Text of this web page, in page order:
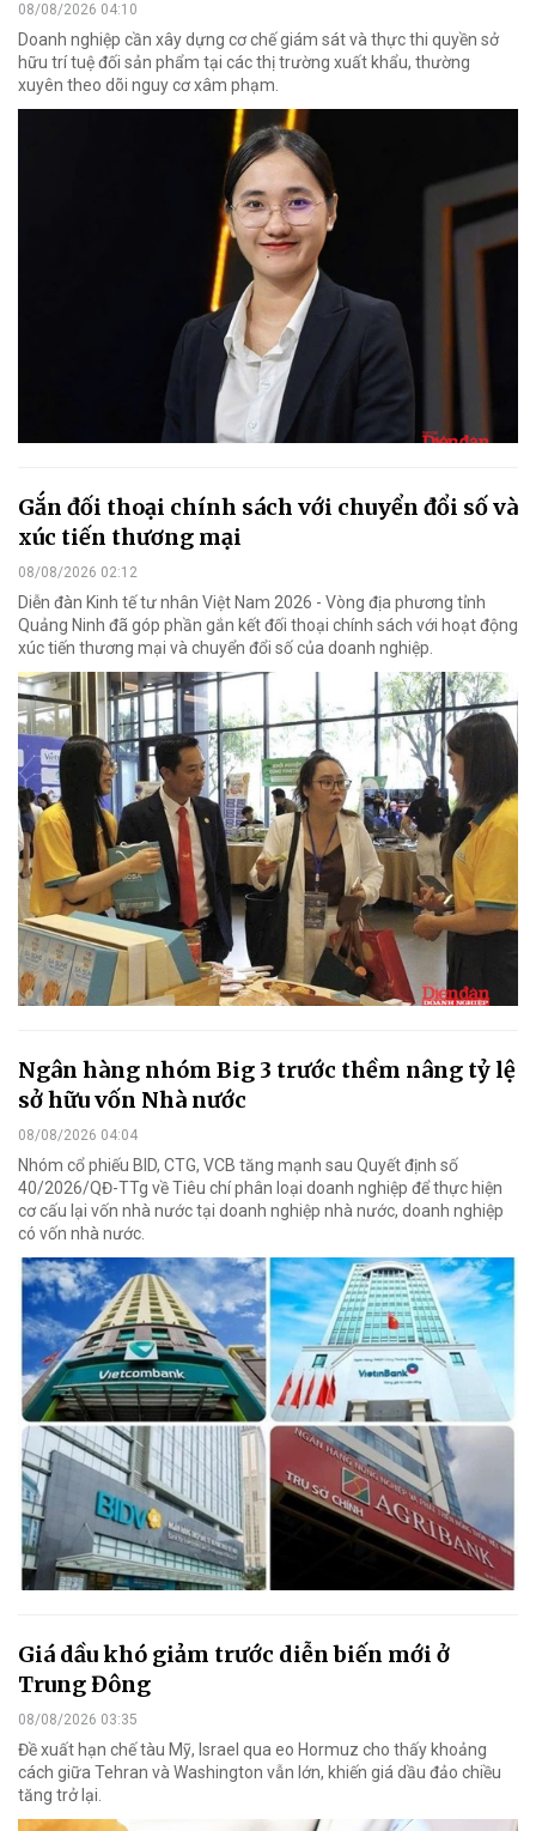
08/08/2026 04:10
Doanh nghiệp cần xây dựng cơ chế giám sát và thực thi quyền sở
hữu trí tuệ đối sản phẩm tại các thị trường xuất khẩu, thường
xuyên theo dõi nguy cơ xâm phạm.
Gắn đối thoại chính sách với chuyển đổi số và
xúc tiến thương mại
08/08/2026 02:12
Diễn đàn Kinh tế tư nhân Việt Nam 2026 - Vòng địa phương tỉnh
Quảng Ninh đã góp phần gắn kết đối thoại chính sách với hoạt động
xúc tiến thương mại và chuyển đổi số của doanh nghiệp.
Ngân hàng nhóm Big 3 trước thềm nâng tỷ lệ
sở hữu vốn Nhà nước
08/08/2026 04:04
Nhóm cổ phiếu BID, CTG, VCB tăng mạnh sau Quyết định số
40/2026/QĐ-TTg về Tiêu chí phân loại doanh nghiệp để thực hiện
cơ cấu lại vốn nhà nước tại doanh nghiệp nhà nước, doanh nghiệp
có vốn nhà nước.
Giá dầu khó giảm trước diễn biến mới ở
Trung Đông
08/08/2026 03:35
Đề xuất hạn chế tàu Mỹ, Israel qua eo Hormuz cho thấy khoảng
cách giữa Tehran và Washington vẫn lớn, khiến giá dầu đảo chiều
tăng trở lại.